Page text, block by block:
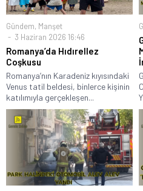
Gündem, Manşet
3 Haziran 2026 16:46
Romanya’da Hıdırellez
Coşkusu
Romanya’nın Karadeniz kıyısındaki
Venus tatil beldesi, binlerce kişinin
katılımıyla gerçekleşen...